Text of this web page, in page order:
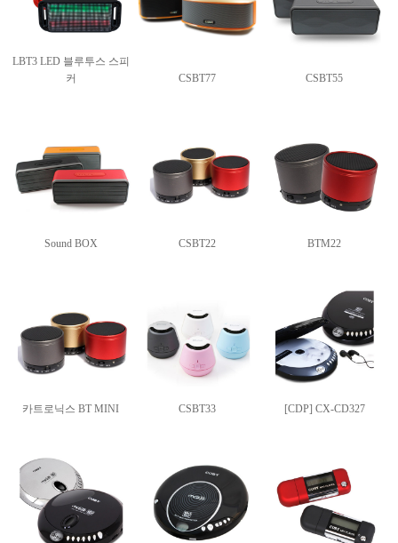
LBT3 LED 블루투스 스피
커
CSBT77 CSBT55
Sound BOX CSBT22 BTM22
카트로닉스 BT MINI CSBT33 [CDP] CX-CD327